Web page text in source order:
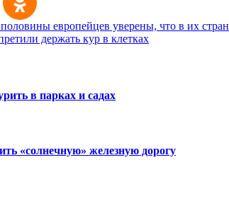
европейцев уверены, что в их
держать кур в клетках
в парках и садах
«солнечную» железную дорогу